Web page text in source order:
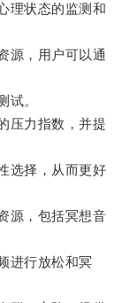
状态的监测和
，用户可以通
。
力指数，并提
择，从而更好
，包括冥想音
进行放松和冥